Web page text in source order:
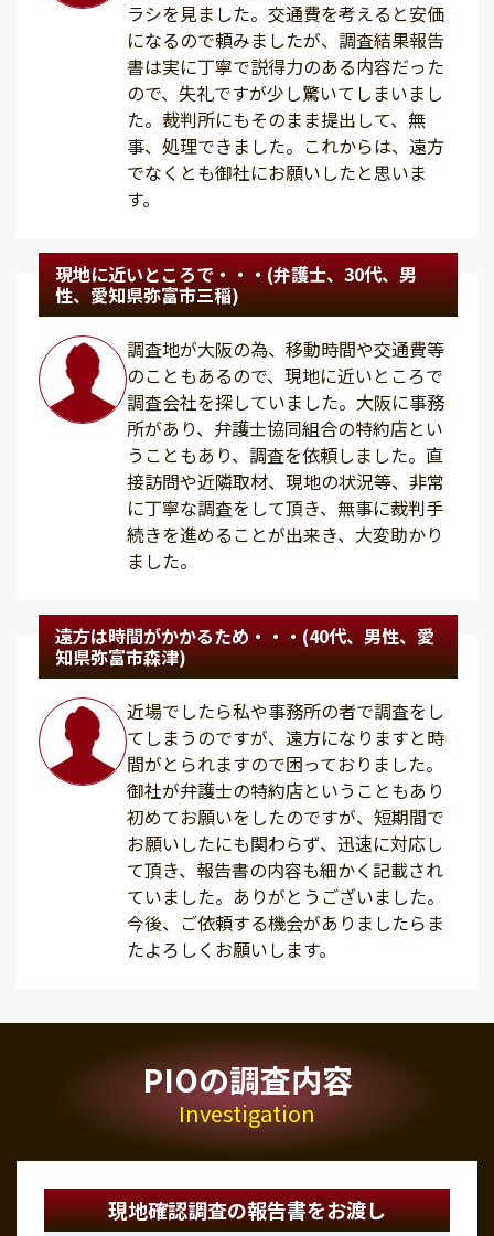
ラシを見ました。交通費を考えると安価
になるので頼みましたが、調査結果報告
書は実に丁寧で説得力のある内容だった
ので、失礼ですが少し驚いてしまいまし
た。裁判所にもそのまま提出して、無
事、処理できました。これからは、遠方
でなくとも御社にお願いしたと思いま
す。
現地に近いところで・・・(弁護士、30代、男
性、愛知県弥富市三稲)
調査地が大阪の為、移動時間や交通費等
のこともあるので、現地に近いところで
調査会社を探していました。大阪に事務
所があり、弁護士協同組合の特約店とい
うこともあり、調査を依頼しました。直
接訪問や近隣取材、現地の状況等、非常
に丁寧な調査をして頂き、無事に裁判手
続きを進めることが出来き、大変助かり
ました。
遠方は時間がかかるため・・・(40代、男性、愛
知県弥富市森津)
近場でしたら私や事務所の者で調査をし
てしまうのですが、遠方になりますと時
間がとられますので困っておりました。
御社が弁護士の特約店ということもあり
初めてお願いをしたのですが、短期間で
お願いしたにも関わらず、迅速に対応し
て頂き、報告書の内容も細かく記載され
ていました。ありがとうございました。
今後、ご依頼する機会がありましたらま
たよろしくお願いします。
PIOの調査内容
Investigation
現地確認調査の報告書をお渡し